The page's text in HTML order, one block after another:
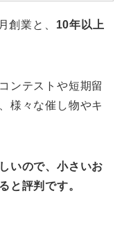
創業と、 10年以上
ンテストや短期留
様々な催し物やキ
いので、小さいお
と評判です。